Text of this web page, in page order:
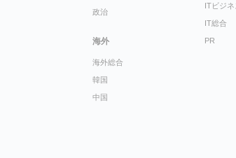
政治
海外
海外総合
韓国
中国
ITビジネ
IT総合
PR